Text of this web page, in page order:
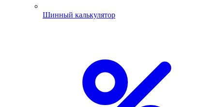
Шинный калькулятор